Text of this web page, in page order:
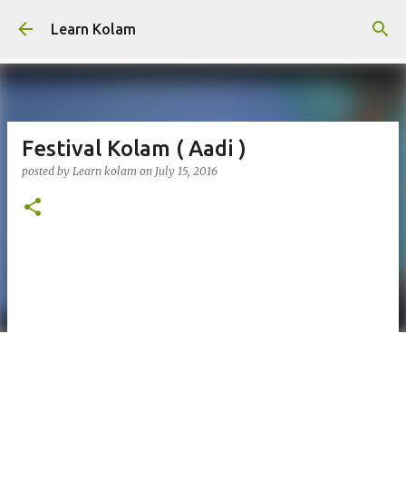
Learn Kolam
Festival Kolam ( Aadi )
posted by Learn kolam on July 15, 2016